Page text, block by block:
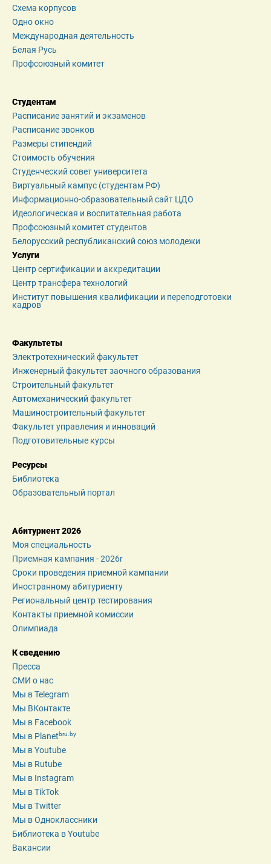
Схема корпусов
Одно окно
Международная деятельность
Белая Русь
Профсоюзный комитет
Студентам
Расписание занятий и экзаменов
Расписание звонков
Размеры стипендий
Стоимость обучения
Студенческий совет университета
Виртуальный кампус (студентам РФ)
Информационно-образовательный сайт ЦДО
Идеологическая и воспитательная работа
Профсоюзный комитет студентов
Белорусский республиканский союз молодежи
Услуги
Центр сертификации и аккредитации
Центр трансфера технологий
Институт повышения квалификации и переподготовки
кадров
Факультеты
Электротехнический факультет
Инженерный факультет заочного образования
Строительный факультет
Автомеханический факультет
Машиностроительный факультет
Факультет управления и инноваций
Подготовительные курсы
Ресурсы
Библиотека
Образовательный портал
Абитуриент 2026
Моя специальность
Приемная кампания - 2026r
Сроки проведения приемной кампании
Иностранному абитуриенту
Региональный центр тестирования
Контакты приемной комиссии
Олимпиада
К сведению
Пресса
СМИ о нас
Мы в Telegram
Мы ВКонтакте
Мы в Facebook
Мы в Planetbru.by
Мы в Youtube
Мы в Rutube
Мы в Instagram
Мы в TikTok
Мы в Twitter
Мы в Одноклассники
Библиотека в Youtube
Вакансии